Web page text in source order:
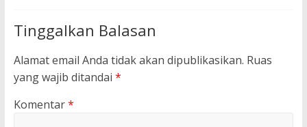
Tinggalkan Balasan
Alamat email Anda tidak akan dipublikasikan. Ruas
yang wajib ditandai *
Komentar*